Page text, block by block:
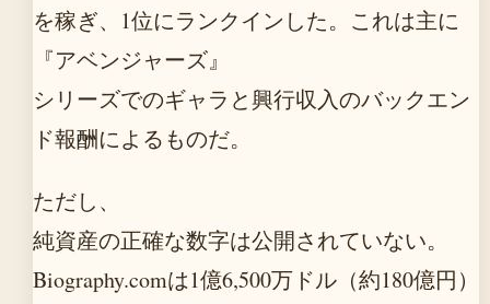
を稼ぎ、1位にランクインした。これは主に
『アベンジャーズ』
シリーズでのギャラと興行収入のバックエン
ド報酬によるものだ。
ただし、
純資産の正確な数字は公開されていない。
Biography.comは1億6,500万ドル（約180億円）